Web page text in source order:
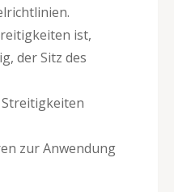
ist,
der Sitz des
zur Anwendung